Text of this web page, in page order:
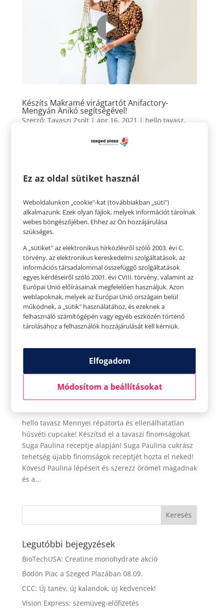
Készíts Makramé virágtartót Anifactory-
Mengyán Anikó segítségével!
Szerző: Tavaszi Zsolt| ápr 16, 2021 | hello tavasz,
tökéletes tartója a kedvenc virágodnak és szívesen
Anifactory DIY videóját, amelyben lépésről lépésre
vezet be a...
Mennyei répatorta és ellenálhatatlan húsvéti
Tavaszi Zsolt|márc 31, 2021|hello tavasz
hello,hello tavasz videó
hello tavasz Mennyei répatorta és ellenálhatatlan
húsvéti cupcake! Készítsd el a tavaszi finomságokat
Suga Paulina receptje alapján! Suga Paulina cukrász
tehetség újabb finomságok receptjét hozta el neked!
Kövesd Paulina lépéseit és szerezz örömet magadnak
és a...
Legutóbbi bejegyzések
BioTechUSA: Creatine monohydrate akció
Bödön Piac a Szeged Plazában 08.09.
CCC: Új tanév, új kalandok, új kedvencek!
Vision Express: szemüveg-előfizetés
Ez az oldal sütiket használ
Weboldalunkon „cookie"-kat (továbbiakban „süti")
alkalmazunk. Ezek olyan fájlok, melyek információt tárolnak
webes böngészőjében. Ehhez az Ön hozzájárulása
szükséges.
A „sütiket" az elektronikus hírközlésről szóló 2003. évi C.
törvény, az elektronikus kereskedelmi szolgáltatások, az
információs társadalommal összefüggő szolgáltatások
egyes kérdéseiről szóló 2001. évi CVIII. törvény, valamint az
Európai Unió előírásainak megfelelően használjuk. Azon
weblapoknak, melyek az Európai Unió országain belül
működnek, a „sütik" használatához, és ezeknek a
felhasználó számítógépén vagy egyéb eszközén történő
tárolásához a felhasználók hozzájárulását kell kérniük.
Elfogadom
Módosítom a beállításokat